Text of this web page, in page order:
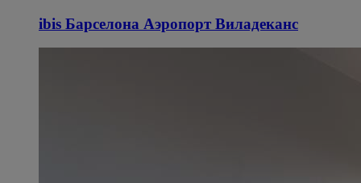
ibis Барселона Аэропорт Виладеканс